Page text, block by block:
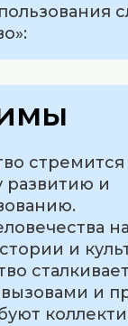
стремится
развитию и
и
и